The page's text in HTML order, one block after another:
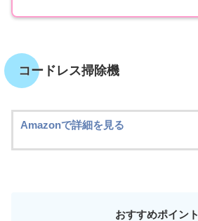
コードレス掃除機
Amazonで詳細を見る
おすすめポイント